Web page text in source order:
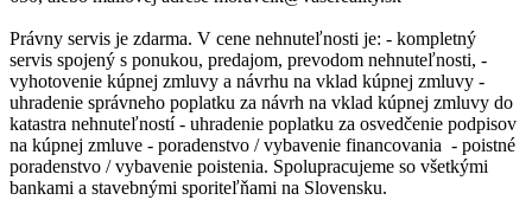
Právny servis je zdarma. V cene nehnuteľnosti je: - kompletný
servis spojený s ponukou, predajom, prevodom nehnuteľnosti, -
vyhotovenie kúpnej zmluvy a návrhu na vklad kúpnej zmluvy -
uhradenie správneho poplatku za návrh na vklad kúpnej zmluvy do
katastra nehnuteľností - uhradenie poplatku za osvedčenie podpisov
na kúpnej zmluve - poradenstvo / vybavenie financovania - poistné
poradenstvo / vybavenie poistenia. Spolupracujeme so všetkými
bankami a stavebnými sporiteľňami na Slovensku.